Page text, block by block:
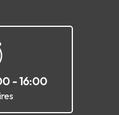
- 16:00